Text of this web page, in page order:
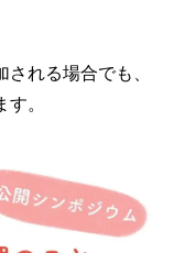
れる場合でも、
。